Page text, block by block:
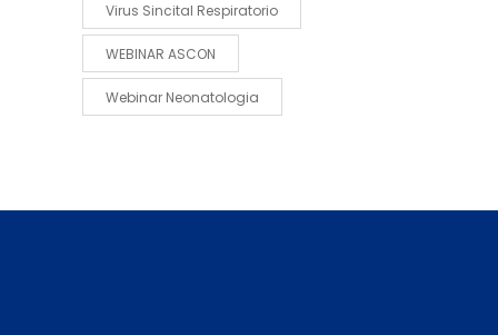
Virus Sincital Respiratorio
WEBINAR ASCON
Webinar Neonatologia